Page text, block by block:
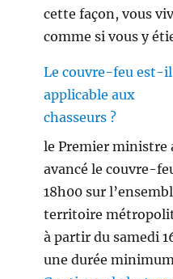
cette façon, vous
comme si vous y
Le couvre-feu est-il
applicable aux
chasseurs ?
le Premier ministre
avancé le couvre-
18h00 sur
territoire
à partir du samedi
une durée